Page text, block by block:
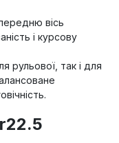
вісь
і курсову
рульової, так і для